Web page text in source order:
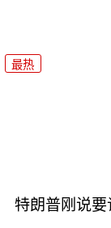
最热
特朗普刚说要